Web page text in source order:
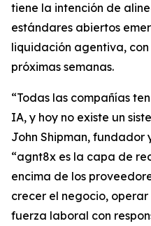
tiene la intención de
estándares abiertos
liquidación agentiva,
próximas semanas.
“Todas las compañías
IA, y hoy no existe un
John Shipman, fundador
“agnt8x es la capa de
encima de los
crecer el negocio,
fuerza laboral con